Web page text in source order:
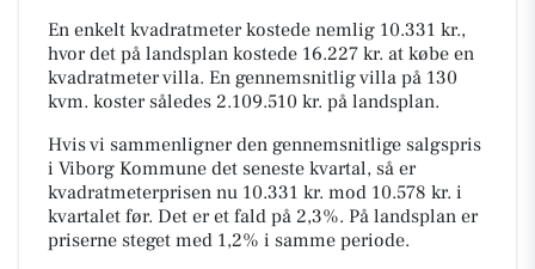
En enkelt kvadratmeter kostede nemlig 10.331 kr.,
hvor det på landsplan kostede 16.227 kr. at købe en
kvadratmeter villa. En gennemsnitlig villa på 130
kvm. koster således 2.109.510 kr. på landsplan.
Hvis vi sammenligner den gennemsnitlige salgspris
i Viborg Kommune det seneste kvartal, så er
kvadratmeterprisen nu 10.331 kr. mod 10.578 kr. i
kvartalet før. Det er et fald på 2,3%. På landsplan er
priserne steget med 1,2% i samme periode.